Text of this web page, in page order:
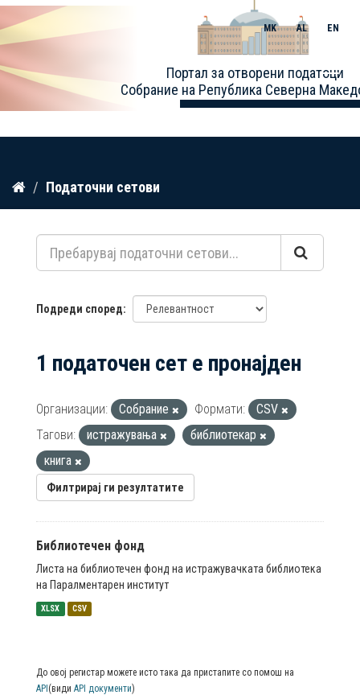
Прескокнете
содржина
Портал за отворени податоци
Собрание на Република Северна
MK AL EN
Toggle
Податочни сетови
Подреди според
1 податочен сет е пронајден
Организации: Собрание Формати:
CSV
Тагови:
истражувања
библиотекар
книга
Филтрирај ги резултатите
Библиотечен фонд
Листа на библиотечен фонд на истражувачката библиотека
на Паралментарен институт
XLSX CSV
До овој регистар можете исто така да пристапите со помош на
API (види API документи)